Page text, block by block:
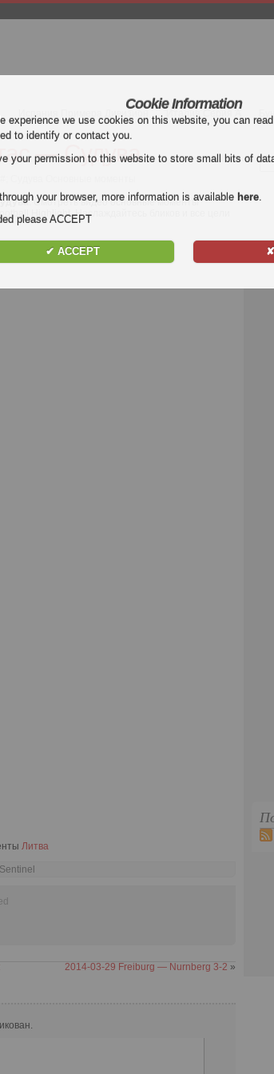
Испания Примера Дивизион Италия Серия А
— Судува
Судува Основные моменты
. Смотреть видео основные моменты
Highlight. Наслаждайтесь бликов и все цели
Литва
2014-03-29 Freiburg — Nurnberg 3-2 »
Cookie Information
experience we use cookies on this website, you can
to identify or contact you.
your permission to this website to store small bits of
your browser, more information is available here.
please ACCEPT
✔ ACCEPT